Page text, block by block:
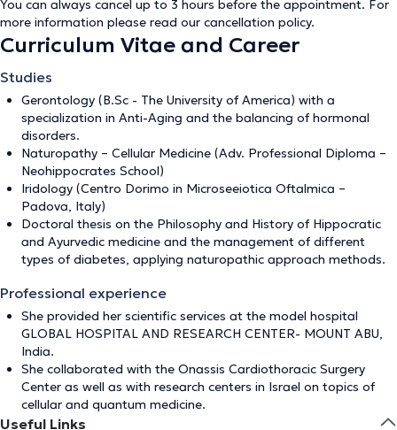
You can always cancel up to 3 hours before the appointment. For
more information please read our cancellation policy.
Curriculum Vitae and Career
Studies
Gerontology (B.Sc - The University of America) with a
specialization in Anti-Aging and the balancing of hormonal
disorders.
Naturopathy – Cellular Medicine (Adv. Professional Diploma –
Neohippocrates School)
Iridology (Centro Dorimo in Microseeiotica Oftalmica –
Padova, Italy)
Doctoral thesis on the Philosophy and History of Hippocratic
and Ayurvedic medicine and the management of different
types of diabetes, applying naturopathic approach methods.
Professional experience
She provided her scientific services at the model hospital
GLOBAL HOSPITAL AND RESEARCH CENTER- MOUNT ABU,
India.
She collaborated with the Onassis Cardiothoracic Surgery
Center as well as with research centers in Israel on topics of
cellular and quantum medicine.
Useful Links